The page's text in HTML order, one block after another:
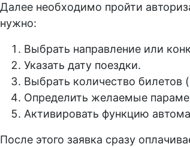
Далее необходимо пройти
нужно:
Выбрать направление или
Указать дату поездки.
Выбрать количество билетов
Определить желаемые
Активировать функцию
После этого заявка сразу